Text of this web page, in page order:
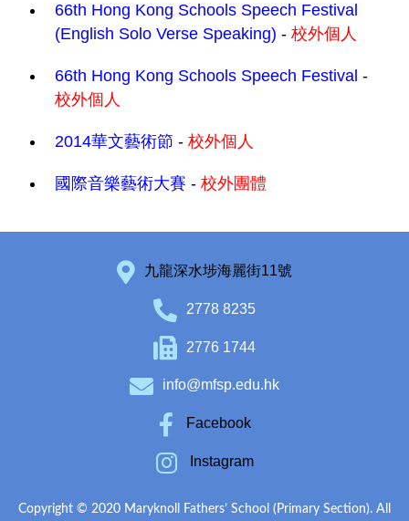
66th Hong Kong Schools Speech Festival
(English Solo Verse Speaking) - 校外個人
66th Hong Kong Schools Speech Festival -
校外個人
2014華文藝術節 - 校外個人
國際音樂藝術大賽 - 校外團體
九龍深水埗海麗街11號
2778 8235
2776 1744
info@mfsp.edu.hk
Facebook
Instagram
Copyright © 2020 Maryknoll Fathers’ School (Primary Section). All